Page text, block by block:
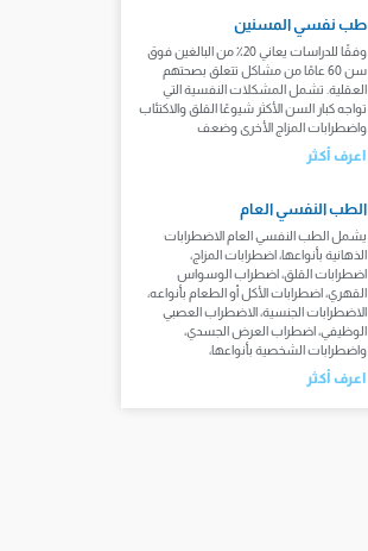
طب نفسي المسنين
وفقًا للدراسات يعاني 20٪ من البالغين فوق
سن 60 عامًا من مشاكل تتعلق بصحتهم
العقلية. تشمل المشكلات النفسية التي
تواجه كبار السن الأكثر شيوعًا القلق والاكتئاب
واضطرابات المزاج الأخرى وضعف
اعرف أكثر
الطب النفسي العام
يشمل الطب النفسي العام الاضطرابات
الذهانية بأنواعها، اضطرابات المزاج،
اضطرابات القلق، اضطراب الوسواس
القهري، اضطرابات الأكل أو الطعام بأنواعه،
الاضطرابات الجنسية، الاضطراب العصبي
الوظيفي، اضطراب العرض الجسدي،
واضطرابات الشخصية بأنواعها،
اعرف أكثر